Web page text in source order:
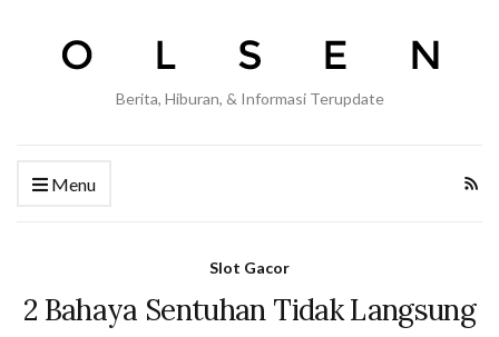
Berita, Hiburan, & Informasi Terupdate
Menu
Slot Gacor
2 Bahaya Sentuhan Tidak Langsung